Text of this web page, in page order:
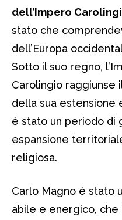
dell’Impero
stato che
dell’Europa
Sotto il suo regno,
Carolingio raggiunse
della sua estensione
è stato un periodo di
espansione
religiosa.
Carlo Magno è stato
abile e energico, che